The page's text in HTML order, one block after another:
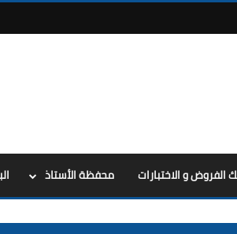
الفروض و الاختبارات محفظة الأستاذ